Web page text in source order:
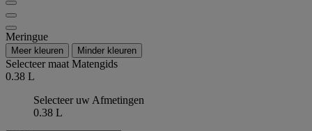
Meringue
Meer kleuren Minder kleuren
Selecteer maatMatengids
0.38 L
Selecteer uw Afmetingen
0.38 L